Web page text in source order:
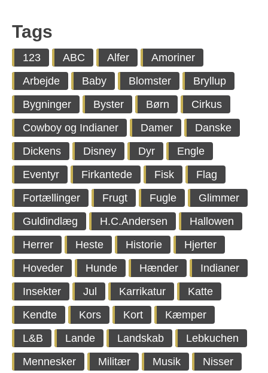
Tags
123 ABC Alfer
Amoriner
Arbejde
Baby Blomster
Bryllup
Bygninger
Byster Børn
Cirkus
Cowboy og Indianer
Damer
Danske
Dickens
Disney Dyr
Engle
Eventyr
Firkantede Fisk
Flag
Fortællinger
Frugt Fugle
Glimmer
Guldindlæg
H.C.Andersen
Hallowen
Herrer
Heste Historie
Hjerter
Hoveder
Hunde Hænder
Indianer
Insekter
Jul Karrikatur
Katte
Kendte
Kors Kort
Kæmper
L&B
Lande Landskab
Lebkuchen
Mennesker
Militær Musik
Nisser